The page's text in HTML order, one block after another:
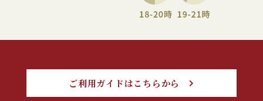
ご利用ガイドはこちらから